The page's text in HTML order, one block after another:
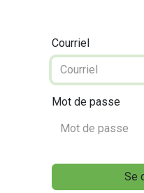
Courriel
Mot de passe
Se